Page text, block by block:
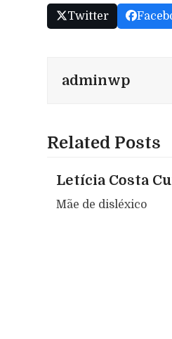
Twitter
adminwp
Related Posts
Letícia Costa
Mãe de disléxico